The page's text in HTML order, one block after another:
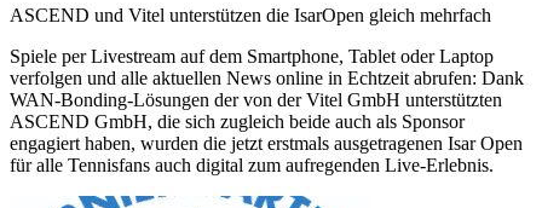
ASCEND und Vitel un­ter­stüt­zen die IsarOpen gleich mehrfach
Spiele per Livestream auf dem Smartphone, Tablet oder Laptop
verfolgen und alle aktuellen News online in Echtzeit abrufen: Dank
WAN-Bonding-Lösungen der von der Vitel GmbH unterstützten
ASCEND GmbH, die sich zugleich beide auch als Sponsor
engagiert haben, wurden die jetzt erstmals ausgetragenen Isar Open
für alle Tennisfans auch digital zum aufregenden Live-Erlebnis.